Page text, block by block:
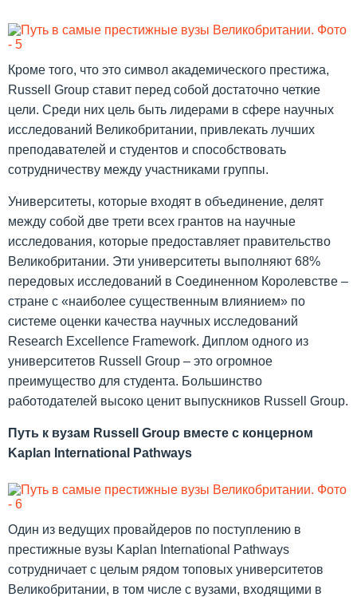
Кроме того, что это символ академического престижа,
Russell Group ставит перед собой достаточно четкие
цели. Среди них цель быть лидерами в сфере научных
исследований Великобритании, привлекать лучших
преподавателей и студентов и способствовать
сотрудничеству между участниками группы.
Университеты, которые входят в объединение, делят
между собой две трети всех грантов на научные
исследования, которые предоставляет правительство
Великобритании. Эти университеты выполняют 68%
передовых исследований в Соединенном Королевстве –
стране с «наиболее существенным влиянием» по
системе оценки качества научных исследований
Research Excellence Framework. Диплом одного из
университетов Russell Group – это огромное
преимущество для студента. Большинство
работодателей высоко ценит выпускников Russell Group.
Путь к вузам Russell Group вместе с концерном
Kaplan International Pathways
Один из ведущих провайдеров по поступлению в
престижные вузы Kaplan International Pathways
сотрудничает с целым рядом топовых университетов
Великобритании, в том числе с вузами, входящими в